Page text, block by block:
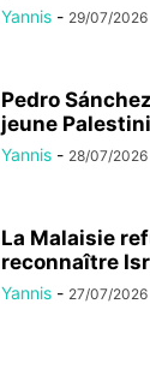
Yannis - 29/07/2026
Pedro
jeune
Yannis - 28/07/2026
La Malaisie
reconnaître
Yannis - 27/07/2026